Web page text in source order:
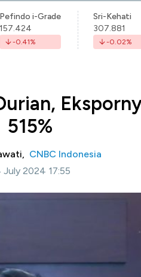
Pefindo i-Grade
157.424
-0.41%
Sri-Kehati
307.881
-0.02%
515%
CNBC Indonesia
July 2024 17:55